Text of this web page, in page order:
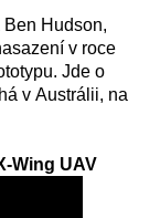
Hudson,
v roce
Jde o
v Austrálii, na
Wing UAV